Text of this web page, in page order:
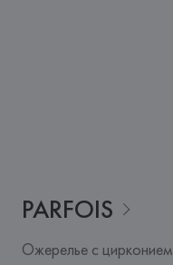
PARFOIS
Ожерелье с цирконием